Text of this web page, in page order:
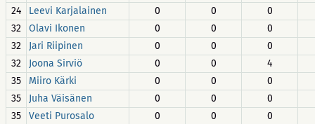
24
Leevi Karjalainen 0 0
0
32
Olavi Ikonen 0 0
0
32
Jari Riipinen 0 0
0
32
Joona Sirviö 0 0
4
35
Miiro Kärki 0 0
0
35
Juha Väisänen 0 0
0
35
Veeti Purosalo 0 0
0